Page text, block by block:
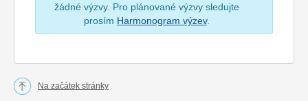
žádné výzvy. Pro plánované výzvy sledujte
prosím Harmonogram výzev.
Na začátek stránky